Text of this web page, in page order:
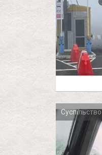
Суспільство